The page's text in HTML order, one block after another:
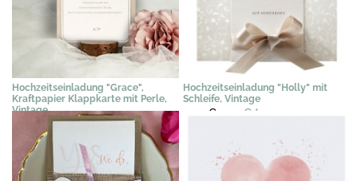
Hochzeitseinladung "Grace",
Kraftpapier Klappkarte mit Perle,
Vintage
Hochzeitseinladung "Holly" mit
Schleife, Vintage
3,02 € 2,29 € *